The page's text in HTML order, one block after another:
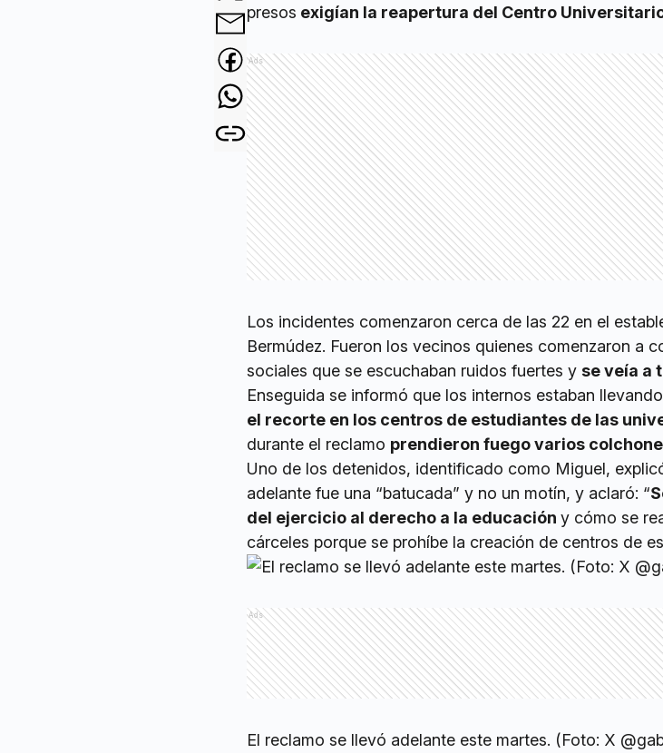
presos exigían la reapertura del Centro
Ads
Los incidentes comenzaron cerca de las 22 en el
Bermúdez. Fueron los vecinos quienes comenzaron a
sociales que se escuchaban ruidos fuertes y se veía a
Enseguida se informó que los internos estaban
el recorte en los centros de estudiantes de las
durante el reclamo prendieron fuego varios
Uno de los detenidos, identificado como Miguel,
adelante fue una “batucada” y no un motín, y aclaró: “
del ejercicio al derecho a la educación y cómo se
cárceles porque se prohíbe la creación de centros de
Ads
El reclamo se llevó adelante este martes. (Foto: X